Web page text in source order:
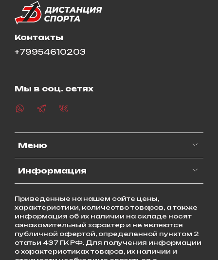
Меню
Информация
Контакты
+79954610203
Мы в соц. сетях
Приведенные на нашем сайте цены,
характеристики, количество товаров, а также
информация об их наличии на складе носят
ознакомительный характер и не являются
публичной офертой, определенной пунктом 2
статьи 437 ГК РФ. Для получения информации
о характеристиках товаров, их наличии и